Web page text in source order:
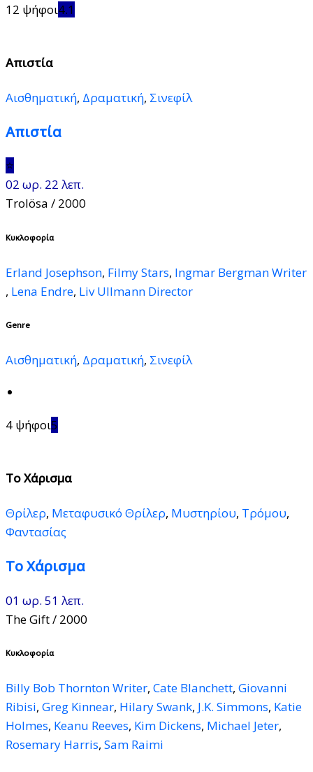
12 ψήφοι4.1
Απιστία
Αισθηματική, Δραματική, Σινεφίλ
Απιστία
⭐
02 ωρ. 22 λεπ.
Trolösa / 2000
Κυκλοφορία
Erland Josephson, Filmy Stars, Ingmar Bergman Writer
, Lena Endre, Liv Ullmann Director
Genre
Αισθηματική, Δραματική, Σινεφίλ
4 ψήφοι5
Το Χάρισμα
Θρίλερ, Μεταφυσικό Θρίλερ, Μυστηρίου, Τρόμου,
Φαντασίας
Το Χάρισμα
01 ωρ. 51 λεπ.
The Gift/ 2000
Κυκλοφορία
Billy Bob Thornton Writer, Cate Blanchett, Giovanni
Ribisi, Greg Kinnear, Hilary Swank, J.K. Simmons, Katie
Holmes, Keanu Reeves, Kim Dickens, Michael Jeter,
Rosemary Harris, Sam Raimi